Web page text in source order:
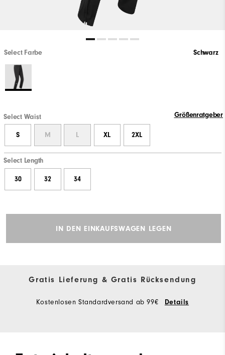
Select Farbe Schwarz
Select Waist Größenratgeber
S M L XL 2XL
Select Length
30 32 34
IN DEN EINKAUFSWAGEN LEGEN
Gratis Lieferung & Gratis Rücksendung
Kostenlosen Standardversand ab 99€ Details